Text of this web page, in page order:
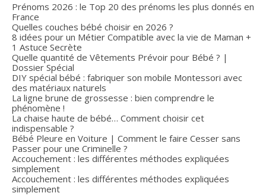
Prénoms 2026 : le Top 20 des prénoms les plus donnés en
France
Quelles couches bébé choisir en 2026 ?
8 idées pour un Métier Compatible avec la vie de Maman +
1 Astuce Secrète
Quelle quantité de Vêtements Prévoir pour Bébé ? |
Dossier Spécial
DIY spécial bébé : fabriquer son mobile Montessori avec
des matériaux naturels
La ligne brune de grossesse : bien comprendre le
phénomène !
La chaise haute de bébé… Comment choisir cet
indispensable ?
Bébé Pleure en Voiture | Comment le faire Cesser sans
Passer pour une Criminelle ?
Accouchement : les différentes méthodes expliquées
simplement
Accouchement : les différentes méthodes expliquées
simplement